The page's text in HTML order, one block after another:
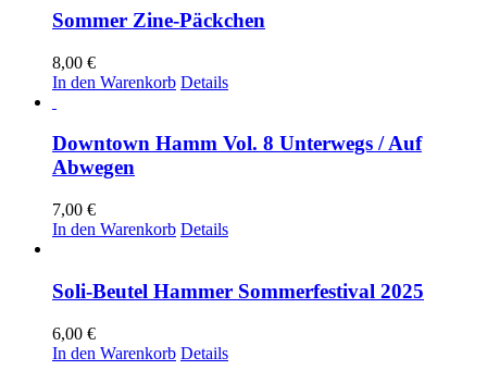
Sommer Zine-Päckchen
8,00 €
In den Warenkorb Details
Downtown Hamm Vol. 8 Unterwegs / Auf
Abwegen
7,00 €
In den Warenkorb Details
Soli-Beutel Hammer Sommerfestival 2025
6,00 €
In den Warenkorb Details